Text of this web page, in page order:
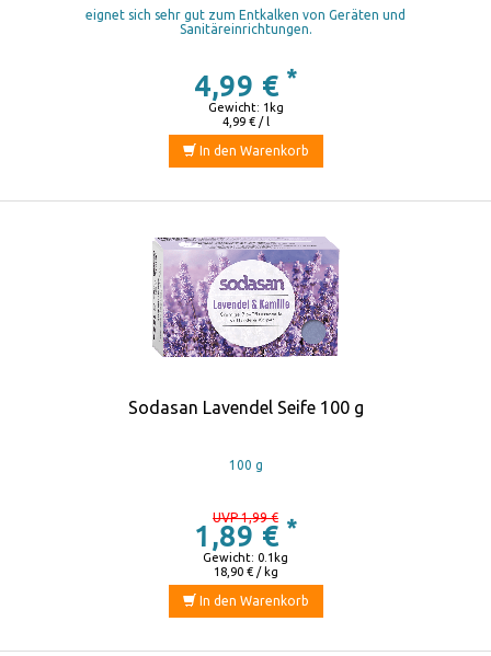
eignet sich sehr gut zum Entkalken von Geräten und
Sanitäreinrichtungen.
4,99 € *
4,99 € / l
Gewicht: 1kg
In den Warenkorb
Sodasan Lavendel Seife 100 g
100 g
UVP 1,99 €
1,89 € *
18,90 € / kg
Gewicht: 0.1kg
In den Warenkorb